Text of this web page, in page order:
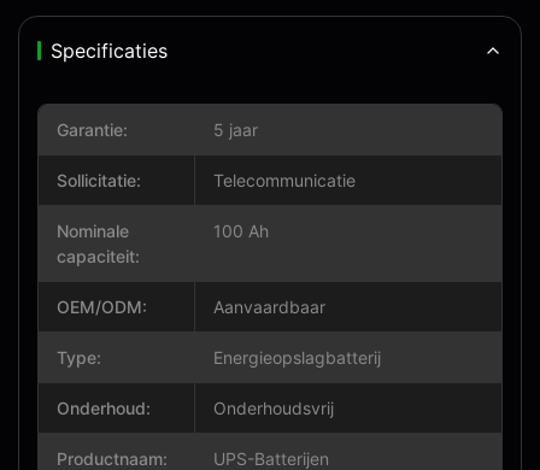
Specificaties
Garantie: 5 jaar
Sollicitatie: Telecommunicatie
Nominale
capaciteit:
100 Ah
OEM/ODM: Aanvaardbaar
Type: Energieopslagbatterij
Onderhoud: Onderhoudsvrij
Productnaam: UPS-Batterijen